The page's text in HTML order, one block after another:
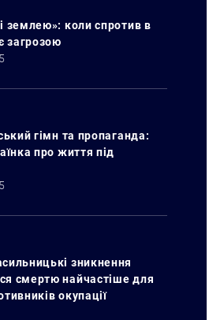
землею»: коли спротив в
загрозою
гімн та пропаганда:
про життя під
зникнення
смертю найчастіше для
окупації